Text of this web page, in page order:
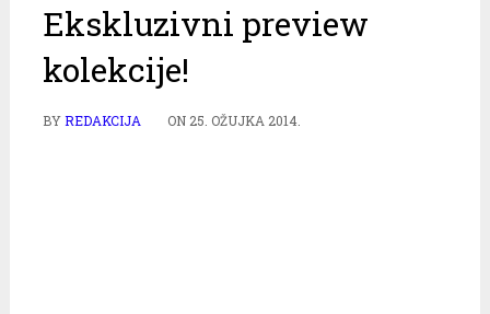
Ekskluzivni preview
kolekcije!
BYREDAKCIJA ON 25. OŽUJKA 2014.